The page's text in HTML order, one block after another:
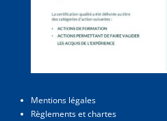
Mentions légales
Règlements et chartes